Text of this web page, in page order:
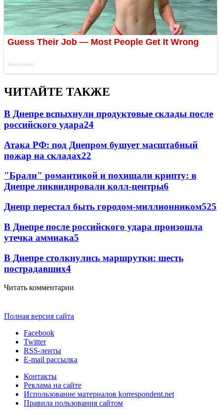
ЧИТАЙТЕ ТАКЖЕ
В Днепре вспыхнули продуктовые склады после
российского удара24
Атака РФ: под Днепром бушует масштабный
пожар на складах22
"Брали" романтикой и похищали крипту: в
Днепре ликвидировали колл-центры6
Днепр перестал быть городом-миллионником525
В Днепре после российского удара произошла
утечка аммиака5
В Днепре столкнулись маршрутки: шесть
пострадавших4
Читать комментарии
Полная версия сайта
Facebook
Twitter
RSS-ленты
E-mail рассылка
Контакты
Реклама на сайте
Использование материалов korrespondent.net
Правила пользования сайтом